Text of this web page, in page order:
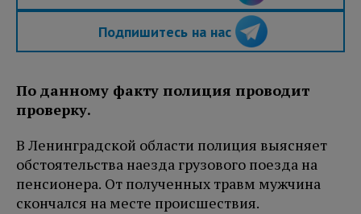
Подпишитесь на нас
По данному факту полиция проводит
проверку.
В Ленинградской области полиция выясняет
обстоятельства наезда грузового поезда на
пенсионера. От полученных травм мужчина
скончался на месте происшествия.